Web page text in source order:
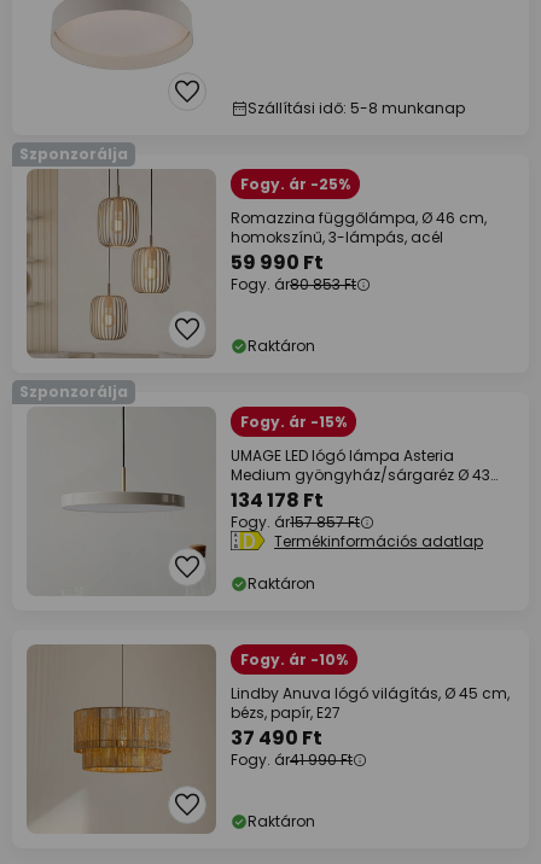
Szállítási idő: 5-8 munkanap
Szponzorálja
Fogy. ár -25%
Romazzina függőlámpa, Ø 46 cm,
homokszínű, 3-lámpás, acél
59 990 Ft
Fogy. ár80 853 Ft
Raktáron
Szponzorálja
Fogy. ár -15%
UMAGE LED lógó lámpa Asteria
Medium gyöngyház/sárgaréz Ø 43
cm
134 178 Ft
Fogy. ár157 857 Ft
Termékinformációs adatlap
Raktáron
Fogy. ár -10%
Lindby Anuva lógó világítás, Ø 45 cm,
bézs, papír, E27
37 490 Ft
Fogy. ár41 990 Ft
Raktáron